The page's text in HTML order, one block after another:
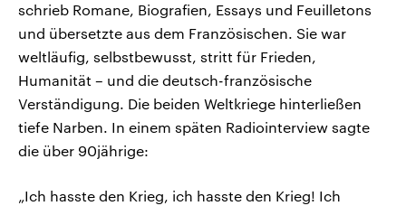
schrieb Romane, Biografien, Essays und Feuilletons
und übersetzte aus dem Französischen. Sie war
weltläufig, selbstbewusst, stritt für Frieden,
Humanität – und die deutsch-französische
Verständigung. Die beiden Weltkriege hinterließen
tiefe Narben. In einem späten Radiointerview sagte
die über 90jährige:
„Ich hasste den Krieg, ich hasste den Krieg! Ich